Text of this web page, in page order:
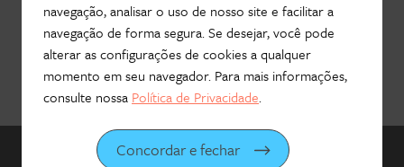
Hub Madrona
Vem ser Madrona
Proteção de Dados e Privacidade
Contato
Newsletter
Fale com a gente!
©2026Madrona Advogados
navegação, analisar o uso de nosso site e facilitar a
navegação de forma segura. Se desejar, você pode
alterar as configurações de cookies a qualquer
momento em seu navegador. Para mais informações,
consulte nossa Política de Privacidade.
Concordar e fechar